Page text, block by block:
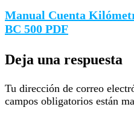
Manual Cuenta
BC 500 PDF
Deja una respuesta
Tu dirección de correo
campos obligatorios están